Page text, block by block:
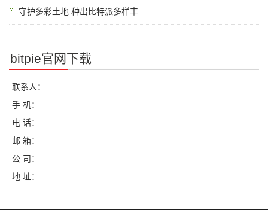
守护多彩土地 种出比特派多样丰
bitpie官网下载
联系人：
手 机：
电 话：
邮 箱：
公 司：
地 址：